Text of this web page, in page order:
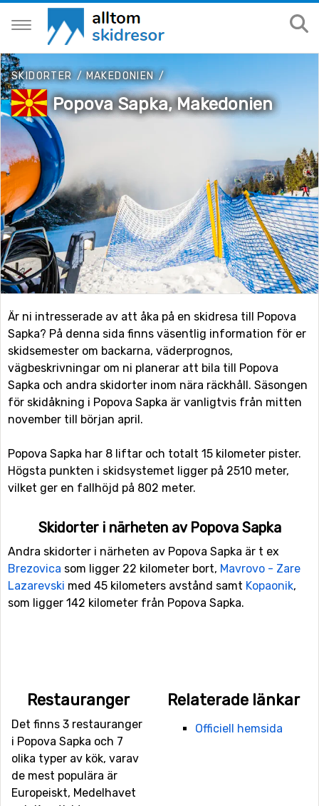
SKIDORTER /MAKEDONIEN/
Popova Sapka, Makedonien
Är ni intresserade av att åka på en skidresa till Popova
Sapka? På denna sida finns väsentlig information för er
skidsemester om backarna, väderprognos,
vägbeskrivningar om ni planerar att bila till Popova
Sapka och andra skidorter inom nära räckhåll. Säsongen
för skidåkning i Popova Sapka är vanligtvis från mitten
november till början april.
Popova Sapka har 8 liftar och totalt 15 kilometer pister.
Högsta punkten i skidsystemet ligger på 2510 meter,
vilket ger en fallhöjd på 802 meter.
Skidorter i närheten av Popova Sapka
Andra skidorter i närheten av Popova Sapka är t ex
Brezovica som ligger 22 kilometer bort, Mavrovo - Zare
Lazarevski med 45 kilometers avstånd samt Kopaonik,
som ligger 142 kilometer från Popova Sapka.
Restauranger
Det finns 3 restauranger
i Popova Sapka och 7
olika typer av kök, varav
de mest populära är
Europeiskt, Medelhavet
Relaterade länkar
Officiell hemsida